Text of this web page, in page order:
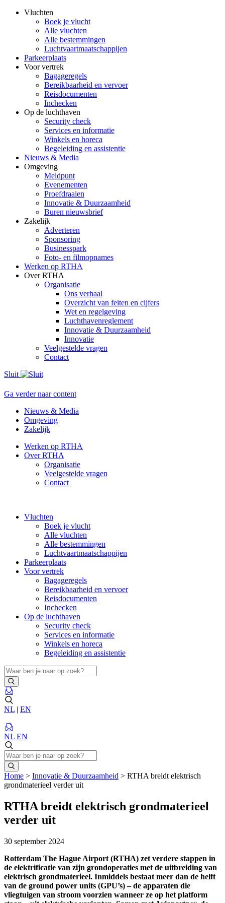
Vluchten
Boek je vlucht
Alle vluchten
Alle bestemmingen
Luchtvaartmaatschappijen
Parkeerplaats
Voor vertrek
Bagageregels
Bereikbaarheid en vervoer
Reisdocumenten
Inchecken
Op de luchthaven
Security check
Services en informatie
Winkels en horeca
Begeleiding en assistentie
Nieuws & Media
Omgeving
Meldpunt
Evenementen
Proefdraaien
Innovatie & Duurzaamheid
Buren nieuwsbrief
Zakelijk
Adverteren
Sponsoring
Businesspark
Foto- en filmopnames
Werken op RTHA
Over RTHA
Organisatie
Ons verhaal
Overzicht van feiten en cijfers
Wet en regelgeving
Luchthavenreglement
Innovatie & Duurzaamheid
Innovatie
Veelgestelde vragen
Contact
Sluit
Ga verder naar content
Nieuws & Media
Omgeving
Zakelijk
Werken op RTHA
Over RTHA
Organisatie
Veelgestelde vragen
Contact
Vluchten
Boek je vlucht
Alle vluchten
Alle bestemmingen
Luchtvaartmaatschappijen
Parkeerplaats
Voor vertrek
Bagageregels
Bereikbaarheid en vervoer
Reisdocumenten
Inchecken
Op de luchthaven
Security check
Services en informatie
Winkels en horeca
Begeleiding en assistentie
NL | EN
NL EN
Home > Innovatie & Duurzaamheid > RTHA breidt elektrisch
grondmaterieel verder uit
RTHA breidt elektrisch grondmaterieel
verder uit
30 september 2024
Rotterdam The Hague Airport (RTHA) zet verdere stappen in
de elektrificatie van zijn grondoperaties met de uitbreiding van
elektrisch grondmaterieel. Inmiddels bestaat meer dan de helft
van de ground power units (GPU’s) – de apparaten die
vliegtuigen van stroom voorzien wanneer ze op het platform